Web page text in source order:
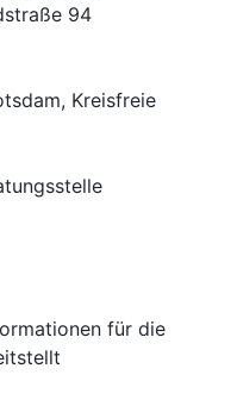
94
Kreisfreie
für die